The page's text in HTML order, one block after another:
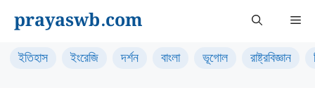
content
prayaswb.com
ইতিহাস ইংরেজি দর্শন বাংলা ভূগোল রাষ্ট্রবিজ্ঞান